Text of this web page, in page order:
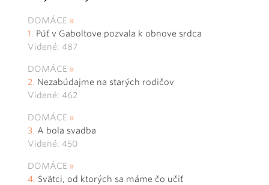
DOMÁCE
Púť v Gaboltove pozvala k obnove srdca
Videné: 487
DOMÁCE
Nezabúdajme na starých rodičov
Videné: 462
DOMÁCE
A bola svadba
Videné: 450
DOMÁCE
Svätci, od ktorých sa máme čo učiť